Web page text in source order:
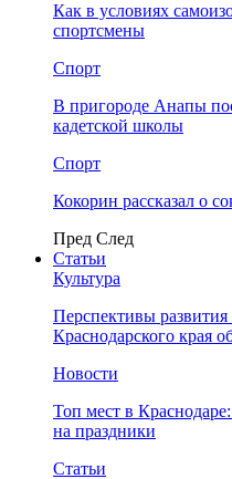
Как в условиях
спортсмены
Спорт
В пригороде Анапы
кадетской школы
Спорт
Кокорин рассказал о
Пред След
Статьи
Культура
Перспективы развития
Краснодарского края
Новости
Топ мест в
на праздники
Статьи